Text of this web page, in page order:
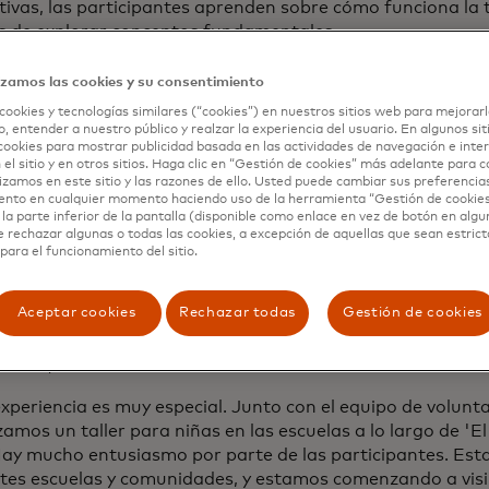
las participantes aprenden sobre cómo funciona la
de explorar conceptos fundamentales.
creación, impactó a miles de niñas en diversas
localmente, demostrando que las oportunidades en
de todas. En Costa Rica, Mastercard está
y con la formación de nuevas generaciones de
de Costa Rica
de Girls4Tech™ se extienden por todo el país,
una iniciativa turística que consiste en un sendero
turístico es obra de la Asociación Mar a Mar, una
busca el desarrollo rural y uno de los aliados de
es muy especial. Junto con el equipo de
un taller para niñas en las escuelas a lo largo de
mucho entusiasmo por parte de las participantes.
escuelas y comunidades, y estamos comenzando a
las cookies y su consentimiento
y tecnologías similares (“cookies”) en nuestros sitios web para
entender a nuestro público y realzar la experiencia del usuario. En algunos
para mostrar publicidad basada en las actividades de navegación e
el sitio y en otros sitios. Haga clic en “Gestión de cookies” más adelante para
en este sitio y las razones de ello. Usted puede cambiar sus
en cualquier momento haciendo uso de la herramienta “Gestión de
la parte inferior de la pantalla (disponible como enlace en vez de botón en
rechazar algunas o todas las cookies, a excepción de aquellas que sean
el funcionamiento del sitio.
Aceptar cookies Rechazar todas Gestión de cookies